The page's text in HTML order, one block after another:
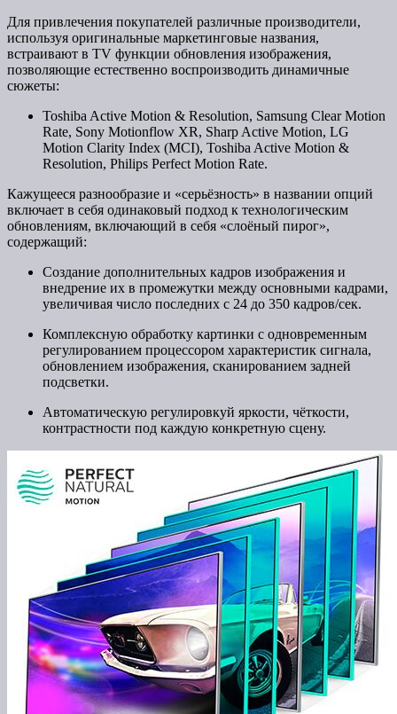
Для привлечения покупателей различные производители,
используя оригинальные маркетинговые названия,
встраивают в TV функции обновления изображения,
позволяющие естественно воспроизводить динамичные
сюжеты:
Toshiba Active Motion & Resolution, Samsung Clear Motion
Rate, Sony Motionflow XR, Sharp Active Motion, LG
Motion Clarity Index (MCI), Toshiba Active Motion &
Resolution, Philips Perfect Motion Rate.
Кажущееся разнообразие и «серьёзность» в названии опций
включает в себя одинаковый подход к технологическим
обновлениям, включающий в себя «слоёный пирог»,
содержащий:
Создание дополнительных кадров изображения и
внедрение их в промежутки между основными кадрами,
увеличивая число последних с 24 до 350 кадров/сек.
Комплексную обработку картинки с одновременным
регулированием процессором характеристик сигнала,
обновлением изображения, сканированием задней
подсветки.
Автоматическую регулировкуй яркости, чёткости,
контрастности под каждую конкретную сцену.